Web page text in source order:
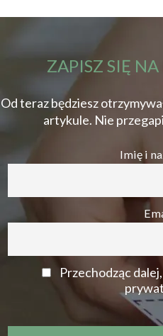
ZAPISZ SIĘ
Od teraz będziesz
artykule. Nie
Imię i
Przechodząc